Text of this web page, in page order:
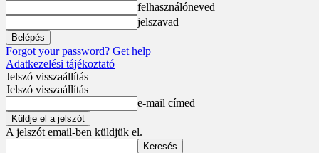
felhasználóneved
jelszavad
Forgot your password? Get help
Adatkezelési tájékoztató
Jelszó visszaállítás
Jelszó visszaállítás
e-mail címed
A jelszót email-ben küldjük el.